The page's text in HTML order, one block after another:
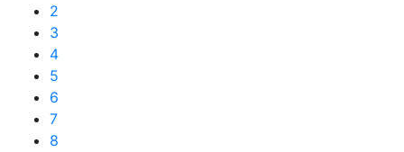
2
3
4
5
6
7
8